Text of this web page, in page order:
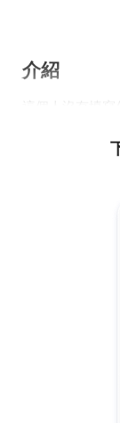
介紹